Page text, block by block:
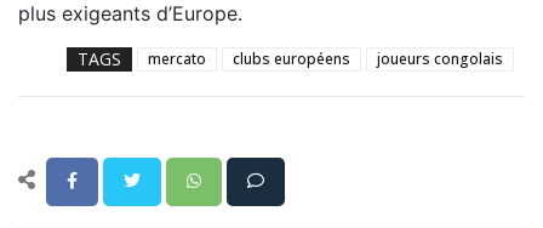
plus exigeants d’Europe.
TAGS mercato clubs européens joueurs congolais